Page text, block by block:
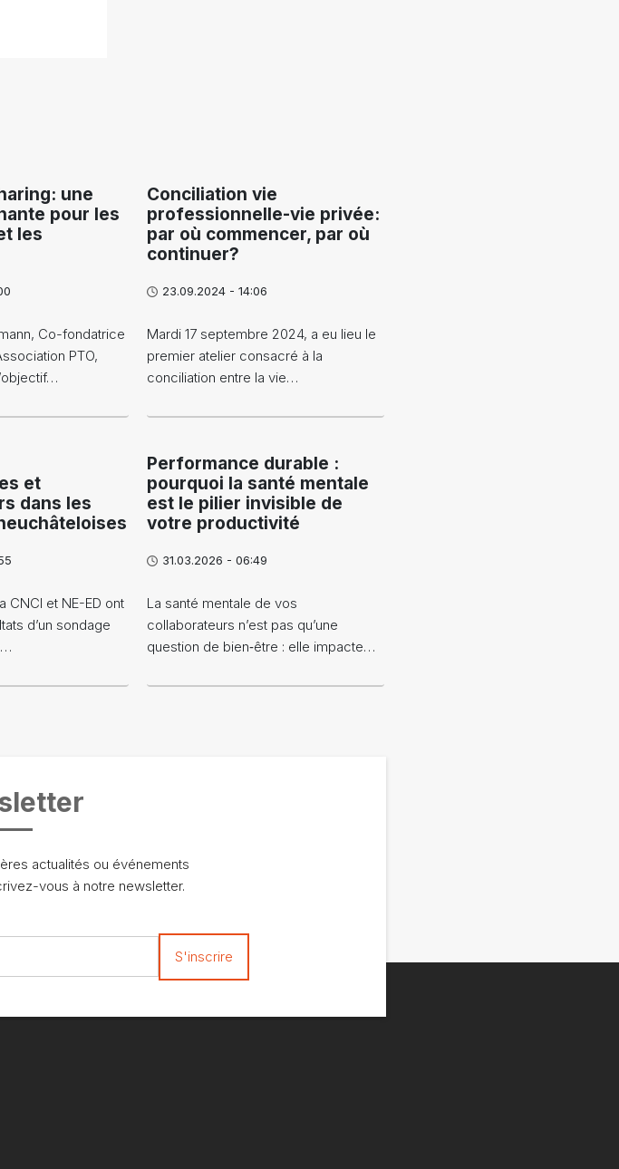
une
pour les
les
Co-fondatrice
PTO,
Conciliation vie
professionnelle-vie privée:
par où commencer, par où
continuer?
23.09.2024 - 14:06
Mardi 17 septembre 2024, a eu lieu le
premier atelier consacré à la
conciliation entre la vie…
et
dans les
CNCI et NE-ED ont
d’un sondage
Performance durable :
pourquoi la santé mentale
est le pilier invisible de
votre productivité
31.03.2026 - 06:49
La santé mentale de vos
collaborateurs n’est pas qu’une
question de bien‑être : elle impacte…
actualités ou événements
vous à notre newsletter.